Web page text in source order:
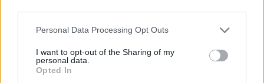
Please note that this website/app uses one or more Google
not limited to your visit or usage behaviour. You may click to
grant or deny consent to Google and its third-party tags to
use your data for below specified purposes in below Google
Personal Data Processing Opt Outs
I want to opt-out of the Sharing of my
personal data.
Opted In
A kjógent előadó színészek ma két dinasztiába
tartoznak: 72 művész dolgozik az Ókura- és 23
Az Ókura iskola tagjai régebbi nyelvállapot szerint
beszélnek-recsitálnak a színpadon, viszont az Izumi-